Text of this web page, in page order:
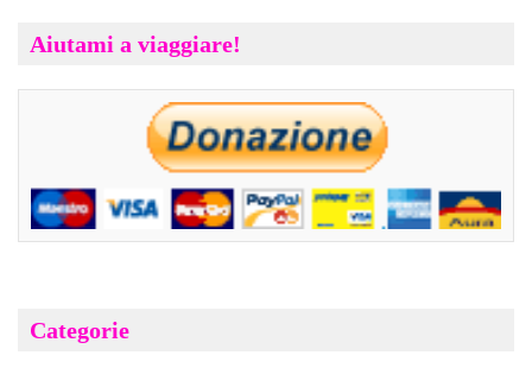
Aiutami a viaggiare!
Categorie